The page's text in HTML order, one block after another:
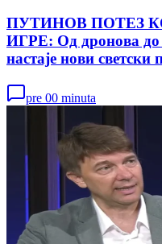
ПУТИНОВ ПОТЕЗ
ИГРЕ: Од дронова до
настаје нови светски
pre 00 minuta